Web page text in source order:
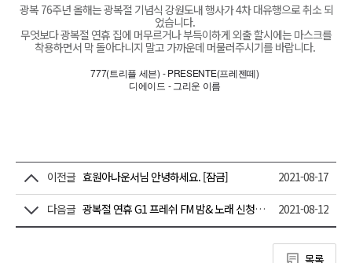
광복 76주년 올해는 광복절 기념식 강원도내 행사가 4차 대유행으로 취소 되
었습니다.
무엇보다 광복절 연휴 집에 머무르거나 부득이하게 외출 할시에는 마스크를
착용하면서 막 돌아다니지 말고 가까운데 머물러주시기를 바랍니다.
777(트리플 세븐) - PRESENTE(프레젠떼)
디에이드 - 그리운 이름
이전글 효원아나운서님 안녕하세요. [잠금] 2021-08-17
다음글 광복절 연휴 G1 프레쉬 FM 밤& 노래 신청합니다. [잠금] 2021-08-12
목록